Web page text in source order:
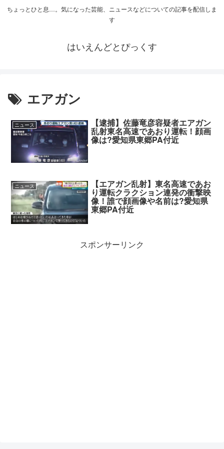
ちょっとひと息…。気になった芸能、ニュースなどについての記事を配信しま
す
はいえんどとぴっくす
エアガン
ニュース 【逮捕】佐藤竜彦容疑者エアガン
乱射東名高速であおり運転！顔画
像は?愛知県東郷PA付近
ニュース 【エアガン乱射】東名高速であお
り運転クラクション連発の衝撃映
像！誰で顔画像や名前は?愛知県
東郷PA付近
スポンサーリンク